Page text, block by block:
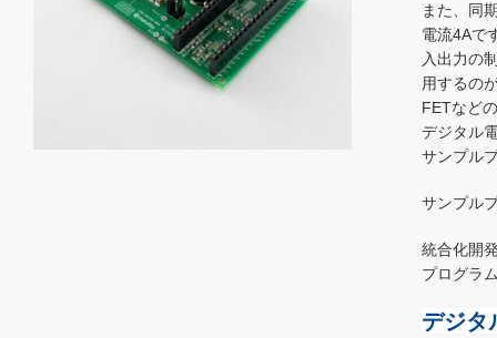
また、同
電流4Aで
入出力の
用するの
FETなど
デジタル
サンプル
サンプル
統合化開
プログラ
デジタ